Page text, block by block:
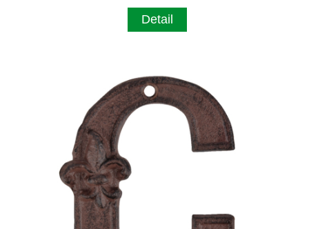
Detail